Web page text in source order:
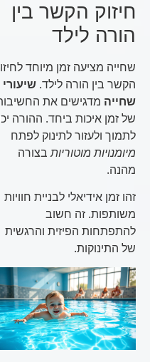
חיזוק הקשר בין
הורה לילד
שחייה מציעה זמן מיוחד לחיזוק
הקשר בין הורה לילד.שיעורי
שחייהמדגישים את החשיבות
של זמן איכות ביחד. ההורה יכול
לתמוך ולעזור לתינוק לפתח
מיומנויות מוטוריותבצורה
מהנה.
זהו זמן אידיאלי לבניית חוויות
משותפות. זה חשוב
להתפתחות הפיזית והרגשית
של התינוקות.